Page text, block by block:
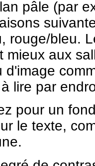
pâle (par
rouge/bleu.
mieux aux
d'image
lire par
pour un
le texte,